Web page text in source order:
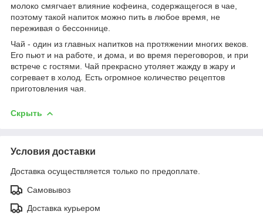
молоко смягчает влияние кофеина, содержащегося в чае,
поэтому такой напиток можно пить в любое время, не
переживая о бессоннице.
Чай - один из главных напитков на протяжении многих веков.
Его пьют и на работе, и дома, и во время переговоров, и при
встрече с гостями. Чай прекрасно утоляет жажду в жару и
согревает в холод. Есть огромное количество рецептов
приготовления чая.
Скрыть
Условия доставки
Доставка осуществляется только по предоплате.
Самовывоз
Доставка курьером